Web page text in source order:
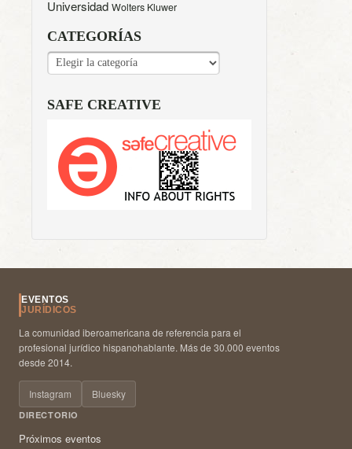
Universidad Wolters Kluwer
CATEGORÍAS
CATEGORÍAS
SAFE CREATIVE
EVENTOS
JURÍDICOS
La comunidad iberoamericana de referencia para el
profesional jurídico hispanohablante. Más de 30.000 eventos
desde 2014.
Instagram Bluesky
DIRECTORIO
Próximos eventos